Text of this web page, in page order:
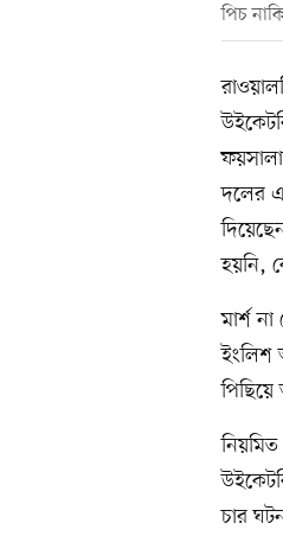
পিচ
দলের
হয়নি,
মার্শ
ইংলিশ
চার